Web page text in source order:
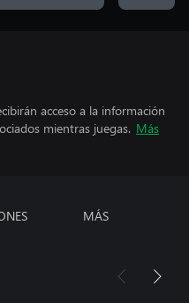
acceso a la información
mientras juegas. Más
MÁS